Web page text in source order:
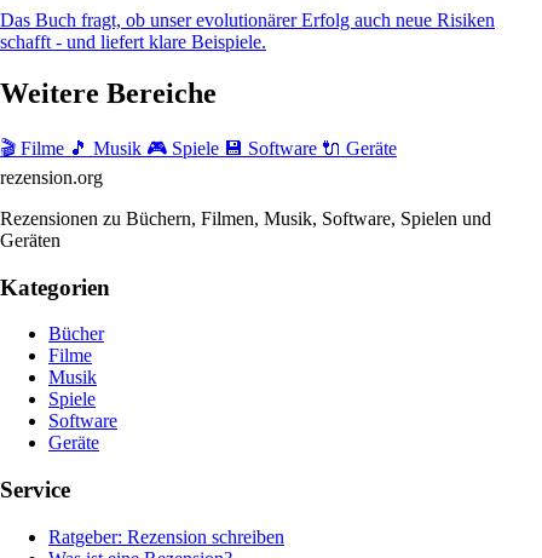
Das Buch fragt, ob unser evolutionärer Erfolg auch neue Risiken
schafft - und liefert klare Beispiele.
Weitere Bereiche
🎬 Filme 🎵 Musik 🎮 Spiele 💾 Software 🔌 Geräte
rezension.org
Rezensionen zu Büchern, Filmen, Musik, Software, Spielen und
Geräten
Kategorien
Bücher
Filme
Musik
Spiele
Software
Geräte
Service
Ratgeber: Rezension schreiben